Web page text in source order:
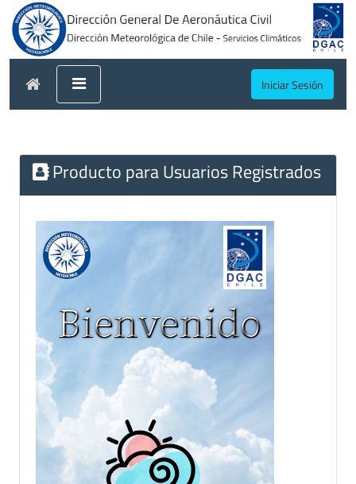
Iniciar Sesión
Producto para Usuarios Registrados